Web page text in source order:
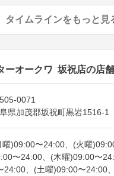
タイムラインをもっと見
ーオークワ 坂祝店の店
0071
県加茂郡坂祝町黒岩1516-1
曜)09:00〜24:00、(火曜
〜24:00、(木曜)09:00〜
24:00、(土曜)09:00〜24:00